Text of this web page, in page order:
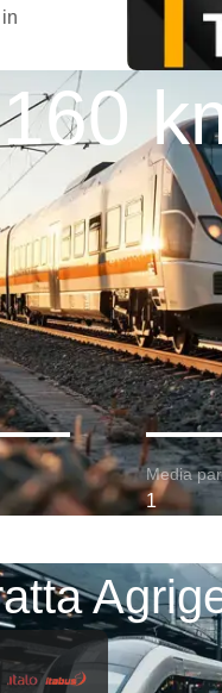
160
Media
1